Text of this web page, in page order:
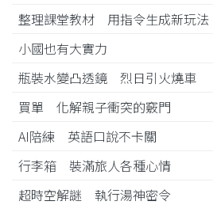
整理課堂教材 用指令生成新玩法
小國也有大實力
瓶裝水變凸透鏡 烈日引火燒車
買單 化解親子衝突的竅門
AI陪練 英語口說不卡關
行李箱 裝滿旅人各種心情
超時空解謎 執行湯神密令